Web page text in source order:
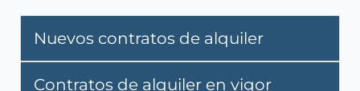
Nuevos contratos de alquiler
Contratos de alquiler en vigor